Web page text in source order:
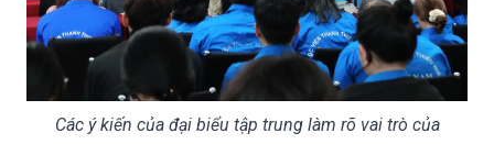
Các ý kiến của đại biểu tập trung làm rõ vai trò của